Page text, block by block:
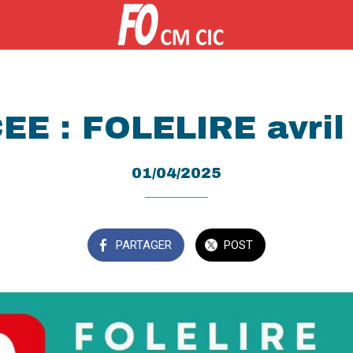
: FOLELIRE
01/04/2025
PARTAGER POST